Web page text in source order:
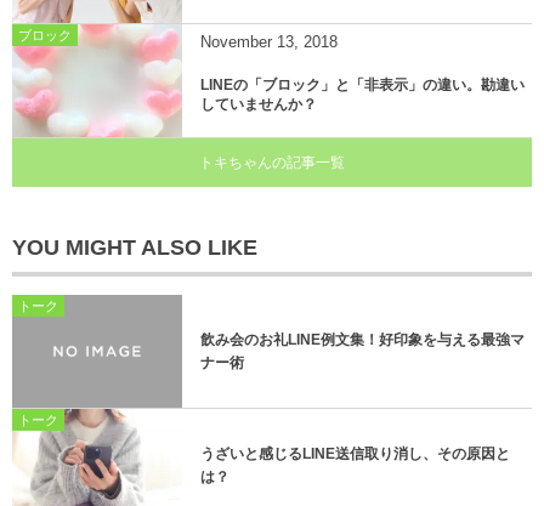
ブロック November 13, 2018
LINEの「ブロック」と「非表示」の違い。勘違い
していませんか？
トキちゃんの記事一覧
YOU MIGHT ALSO LIKE
トーク
飲み会のお礼LINE例文集！好印象を与える最強マ
ナー術
トーク
うざいと感じるLINE送信取り消し、その原因と
は？